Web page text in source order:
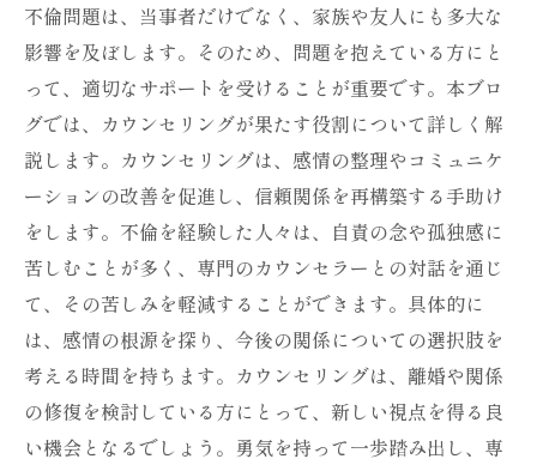
不倫問題は、当事者だけでなく、家族や友人にも多大な
影響を及ぼします。そのため、問題を抱えている方にと
って、適切なサポートを受けることが重要です。本ブロ
グでは、カウンセリングが果たす役割について詳しく解
説します。カウンセリングは、感情の整理やコミュニケ
ーションの改善を促進し、信頼関係を再構築する手助け
をします。不倫を経験した人々は、自責の念や孤独感に
苦しむことが多く、専門のカウンセラーとの対話を通じ
て、その苦しみを軽減することができます。具体的に
は、感情の根源を探り、今後の関係についての選択肢を
考える時間を持ちます。カウンセリングは、離婚や関係
の修復を検討している方にとって、新しい視点を得る良
い機会となるでしょう。勇気を持って一歩踏み出し、専